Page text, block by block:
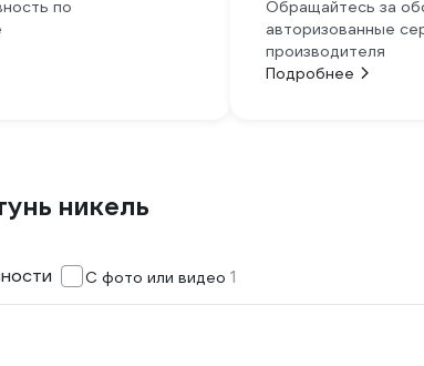
по
Обращайтесь за
авторизованные
производителя
Подробнее
никель
С фото или видео 1